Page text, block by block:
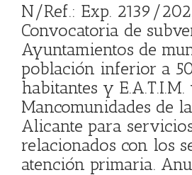
N/Ref.: Exp. 2139/
Convocatoria de
Ayuntamientos de
población inferior a
habitantes y E.A.T.I.M.
Mancomunidades de
Alicante para
relacionados con los
atención primaria.